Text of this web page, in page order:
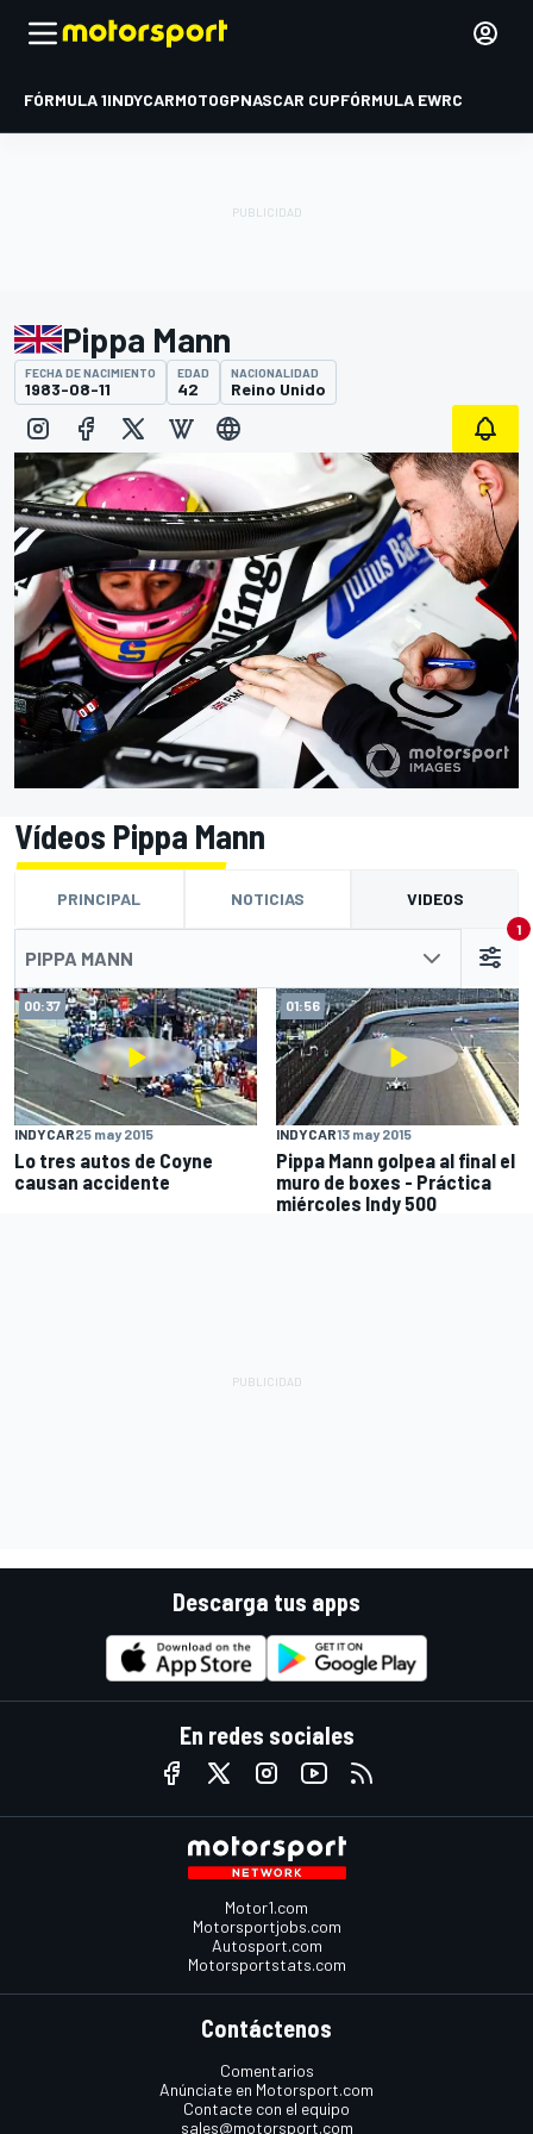
FÓRMULA 1INDYCARMOTOGPNASCAR CUPFÓRMULA EWRC
Pippa Mann
FECHA DE NACIMIENTO
1983-08-11
EDAD
42
NACIONALIDAD
Reino Unido
Vídeos Pippa Mann
PRINCIPAL NOTICIAS VIDEOS
PIPPA MANN
1
00:37
INDYCAR25 may 2015
Lo tres autos de Coyne
causan accidente
01:56
INDYCAR13 may 2015
Pippa Mann golpea al final el
muro de boxes - Práctica
miércoles Indy 500
Descarga tus apps
En redes sociales
Motor1.com
Motorsportjobs.com
Autosport.com
Motorsportstats.com
Contáctenos
Comentarios
Anúnciate en Motorsport.com
Contacte con el equipo
sales@motorsport.com